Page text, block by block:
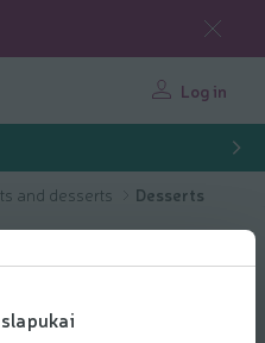
Log in
and desserts Desserts